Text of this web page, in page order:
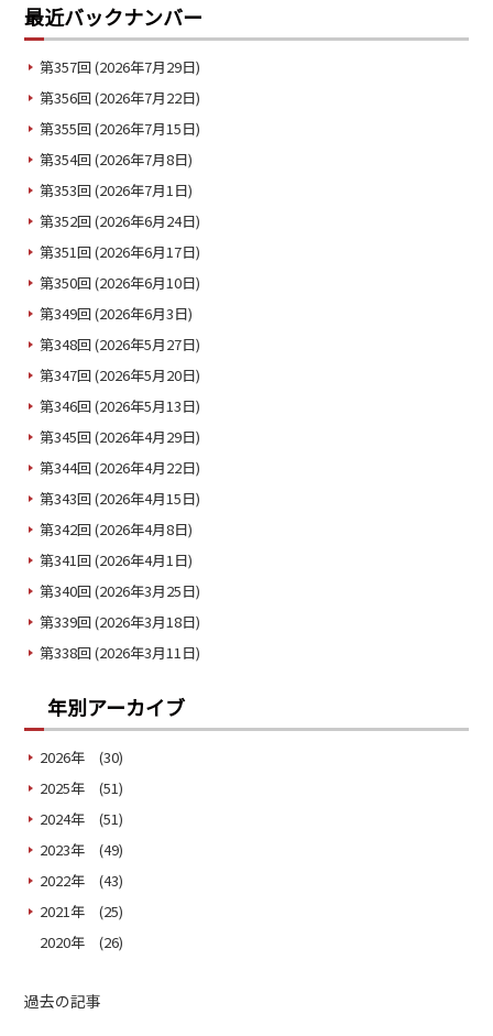
最近バックナンバー
第357回 (2026年7月29日)
第356回 (2026年7月22日)
第355回 (2026年7月15日)
第354回 (2026年7月8日)
第353回 (2026年7月1日)
第352回 (2026年6月24日)
第351回 (2026年6月17日)
第350回 (2026年6月10日)
第349回 (2026年6月3日)
第348回 (2026年5月27日)
第347回 (2026年5月20日)
第346回 (2026年5月13日)
第345回 (2026年4月29日)
第344回 (2026年4月22日)
第343回 (2026年4月15日)
第342回 (2026年4月8日)
第341回 (2026年4月1日)
第340回 (2026年3月25日)
第339回 (2026年3月18日)
第338回 (2026年3月11日)
年別アーカイブ
2026年 (30)
2025年 (51)
2024年 (51)
2023年 (49)
2022年 (43)
2021年 (25)
2020年 (26)
過去の記事